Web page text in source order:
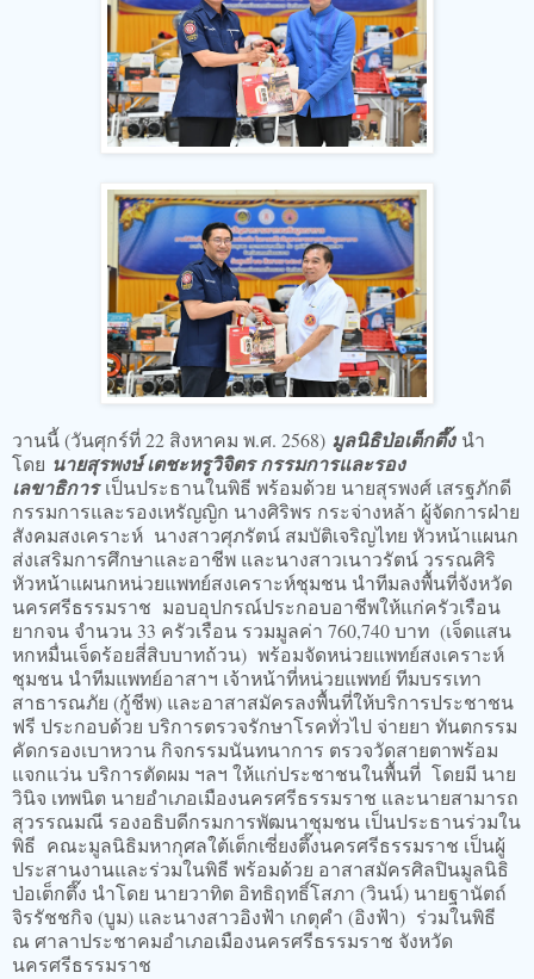
วานนี้ (วันศุกร์ที่ 22 สิงหาคม พ.ศ. 2568) มูลนิธิป่อเต็กตึ๊ง นำ
โดย นายสุรพงษ์ เตชะหรูวิจิตร กรรมการและรอง
เลขาธิการเป็นประธานในพิธี พร้อมด้วย นายสุรพงศ์ เสรฐภักดี
กรรมการและรองเหรัญญิก นางศิริพร กระจ่างหล้า ผู้จัดการฝ่าย
สังคมสงเคราะห์ นางสาวศุภรัตน์ สมบัติเจริญไทย หัวหน้าแผนก
ส่งเสริมการศึกษาและอาชีพ และนางสาวเนาวรัตน์ วรรณศิริ
หัวหน้าแผนกหน่วยแพทย์สงเคราะห์ชุมชน นำทีมลงพื้นที่จังหวัด
นครศรีธรรมราช มอบอุปกรณ์ประกอบอาชีพให้แก่ครัวเรือน
ยากจน จำนวน 33 ครัวเรือน รวมมูลค่า 760,740 บาท (เจ็ดแสน
หกหมื่นเจ็ดร้อยสี่สิบบาทถ้วน) พร้อมจัดหน่วยแพทย์สงเคราะห์
ชุมชน นำทีมแพทย์อาสาฯ เจ้าหน้าที่หน่วยแพทย์ ทีมบรรเทา
สาธารณภัย (กู้ชีพ) และอาสาสมัครลงพื้นที่ให้บริการประชาชน
ฟรี ประกอบด้วย บริการตรวจรักษาโรคทั่วไป จ่ายยา ทันตกรรม
คัดกรองเบาหวาน กิจกรรมนันทนาการ ตรวจวัดสายตาพร้อม
แจกแว่น บริการตัดผม ฯลฯ ให้แก่ประชาชนในพื้นที่ โดยมี นาย
วินิจ เทพนิต นายอำเภอเมืองนครศรีธรรมราช และนายสามารถ
สุวรรณมณี รองอธิบดีกรมการพัฒนาชุมชน เป็นประธานร่วมใน
พิธี คณะมูลนิธิมหากุศลใต้เต็กเซี่ยงตึ๊งนครศรีธรรมราช เป็นผู้
ประสานงานและร่วมในพิธี พร้อมด้วย อาสาสมัครศิลปินมูลนิธิ
ป่อเต็กตึ๊ง นำโดย นายวาทิต อิทธิฤทธิ์โสภา (วินน์) นายฐานัตถ์
จิรรัชชกิจ (บูม) และนางสาวอิงฟ้า เกตุคำ (อิงฟ้า) ร่วมในพิธี
ณ ศาลาประชาคมอำเภอเมืองนครศรีธรรมราช จังหวัด
นครศรีธรรมราช